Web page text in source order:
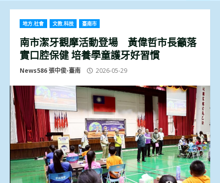
地方.社會 文教.科技 臺南市
南市潔牙觀摩活動登場 黃偉哲市長籲落
實口腔保健 培養學童護牙好習慣
News586 張中俊-臺南 2026-05-29